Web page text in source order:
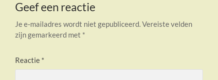
Geef een reactie
Je e-mailadres wordt niet gepubliceerd.Vereiste velden
zijn gemarkeerd met *
Reactie *